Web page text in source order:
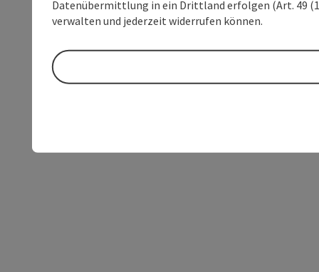
Datenübermittlung in ein Drittland erfolgen (Art. 49
verwalten und jederzeit widerrufen können.